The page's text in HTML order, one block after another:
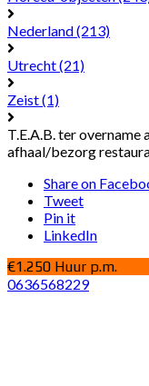
Nederland(213)
Utrecht(21)
Zeist(1)
T.E.A.B. ter overname
afhaal/bezorg
Share on
Tweet
Pin it
LinkedIn
€1.250 Huur p.m.
0636568229